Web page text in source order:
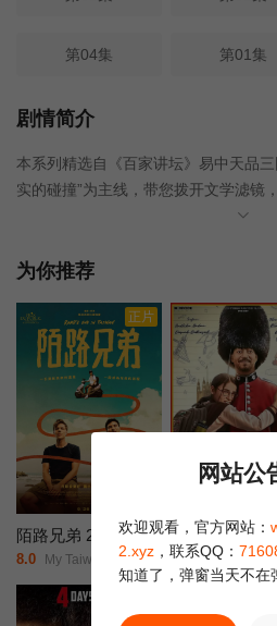
第04集 第01集
第03集
第06集 第07集
剧情简介
本系列精选自《百家讲坛》易中天品
实的碰撞”为主线，带您拨开文学滤镜
战役的历史真相。从曹操的“奸雄”之
料，拆解权谋与人性，还原一个真实
连营的惨烈战况等历史场景高清还原
百家讲坛经典，感受易中天独到的解
情与大格局。
为你推荐
正片
陌路兄弟 2025
8.0 My Taiwanese Brothers/
起跑线2
5.0 English
网站公
欢迎观看，官方网站：
2.xyz ，联系QQ：
知道了，弹窗当天不在